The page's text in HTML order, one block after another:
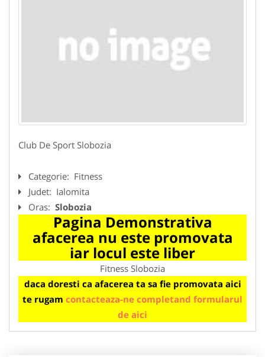
Club De Sport Slobozia
Categorie: Fitness
Judet: Ialomita
Oras: Slobozia
Pagina Demonstrativa
afacerea nu este promovata
iar locul este liber
Fitness Slobozia
daca doresti ca afacerea ta sa fie promovata aici
te rugam contacteaza-ne completand formularul
de aici